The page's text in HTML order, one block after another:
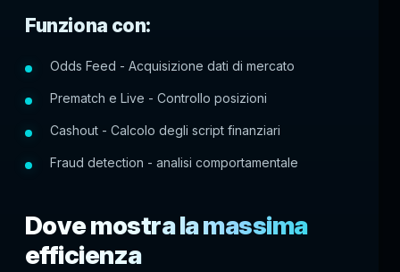
Funziona con:
Odds Feed - Acquisizione dati di mercato
Prematch e Live - Controllo posizioni
Cashout - Calcolo degli script finanziari
Fraud detection - analisi comportamentale
Dove mostra la massima
efficienza